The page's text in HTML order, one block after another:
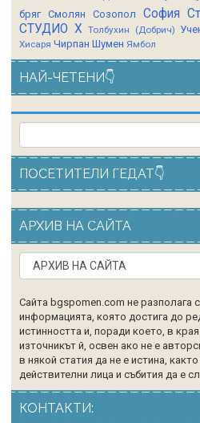
бряг Смолян Созопол София
СТУДИО Х Толбухин (Добрич)
Хисаря Чирпан Шумен Ямбол
НАЙ-ЧЕТЕНИ👇
ПОСЕТИТЕЛИ ГЕДАТ👇
АРХИВ НА САЙТА
Сайта bgspomen.com не разполага
информацията, която достига до
истинността и, поради което, в
източникът й, освен ако не е
в някой статия да не е истина,
действителни лица и събития да е
КОНТАКТИ: